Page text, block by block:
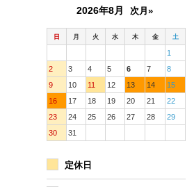
2026年8月 次月»
日 月 火 水 木 金 土
1
2
3 4 5 6 7
8
9
10 11 12 13 14
15
16
17 18 19 20 21
22
23
24 25 26 27 28
29
30
31
定休日